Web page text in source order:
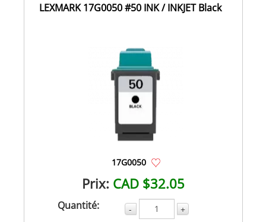
LEXMARK 17G0050 #50 INK / INKJET Black
17G0050
Prix: CAD $32.05
Quantité: - +